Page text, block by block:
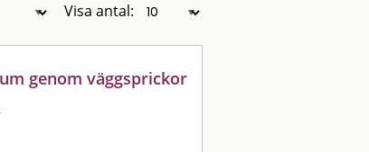
Visa antal:
genom väggsprickor